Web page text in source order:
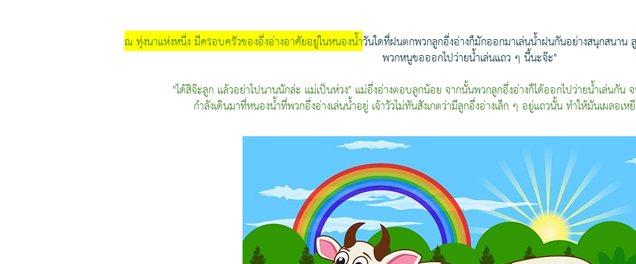
ณ ทุ่งนาแห่งหนึ่ง มีครอบครัวของอึ่งอ่างอาศัยอยู่ในหนองน้ำวันใดที่ฝนตกพวกลูกอึ่งอ่างก็มักออกมาเล่นน้ำฝนกันอย่างสนุกสนา
พวกหนูขอออกไปว่ายน้ำเล่นแถว ๆ นี้นะจ๊ะ"
"ได้สิจ๊ะลูก แล้วอย่าไปนานนักล่ะ แม่เป็นห่วง" แม่อึ่งอ่างตอบลูกน้อย จากนั้นพวกลูกอึ่งอ่างก็ได้ออกไปว่ายน้ำเล่นกัน
กำลังเดินมาที่หนองน้ำที่พวกอึ่งอ่างเล่นน้ำอยู่ เจ้าวัวไม่ทันสังเกตว่ามีลูกอึ่งอ่างเล็ก ๆ อยู่แถวนั้น ทำให้มันเผลอเ